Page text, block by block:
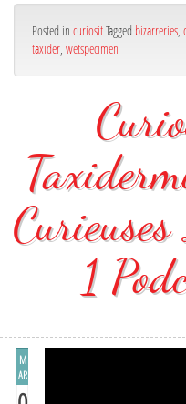
Posted in curiositTagged bizarreries,
taxider, wetspecimen
1
M
AR